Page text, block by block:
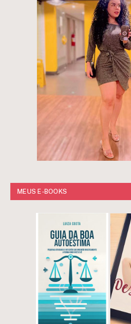
MEUS E-BOOKS